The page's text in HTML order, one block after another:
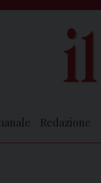
Redazione